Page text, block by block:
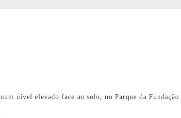
nível elevado face ao solo, no Parque da